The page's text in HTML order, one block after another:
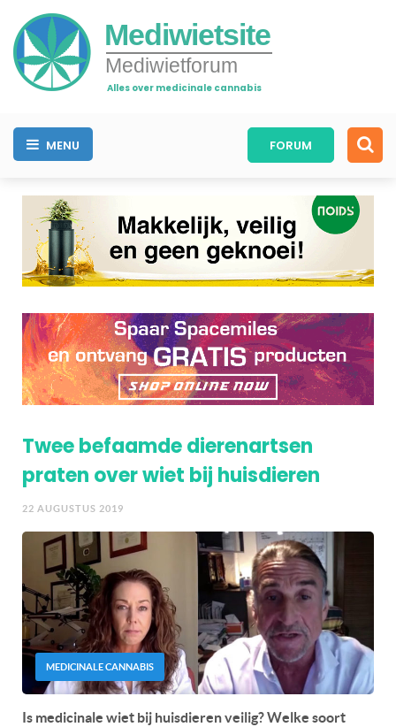
Mediwietsite
Mediwietforum
Alles over medicinale cannabis
MENU FORUM
Twee befaamde dierenartsen
praten over wiet bij huisdieren
22 AUGUSTUS 2019
MEDICINALE CANNABIS
Is medicinale wiet bij huisdieren veilig? Welke soort